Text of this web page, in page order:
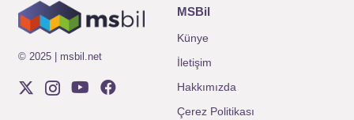
© 2025 | msbil.net
MSBil
Künye
İletişim
Hakkımızda
Çerez Politikası